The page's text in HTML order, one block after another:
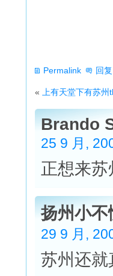
Permalink 回复
« 上有天堂下有苏州
Brando
25 9 月,
正想来
扬州小
29 9 月,
苏州还就